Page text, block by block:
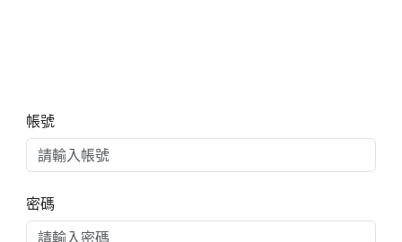
帳號
密碼